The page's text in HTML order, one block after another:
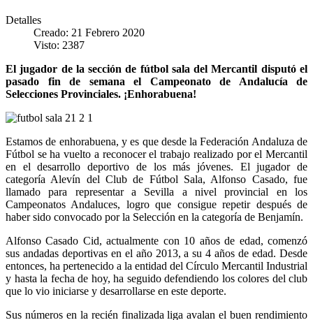
Detalles
Creado: 21 Febrero 2020
Visto: 2387
El jugador de la sección de fútbol sala del Mercantil disputó el
pasado fin de semana el Campeonato de Andalucía de
Selecciones Provinciales. ¡Enhorabuena!
Estamos de enhorabuena, y es que desde la Federación Andaluza de
Fútbol se ha vuelto a reconocer el trabajo realizado por el Mercantil
en el desarrollo deportivo de los más jóvenes. El jugador de
categoría Alevín del Club de Fútbol Sala, Alfonso Casado, fue
llamado para representar a Sevilla a nivel provincial en los
Campeonatos Andaluces, logro que consigue repetir después de
haber sido convocado por la Selección en la categoría de Benjamín.
Alfonso Casado Cid, actualmente con 10 años de edad, comenzó
sus andadas deportivas en el año 2013, a su 4 años de edad. Desde
entonces, ha pertenecido a la entidad del Círculo Mercantil Industrial
y hasta la fecha de hoy, ha seguido defendiendo los colores del club
que lo vio iniciarse y desarrollarse en este deporte.
Sus números en la recién finalizada liga avalan el buen rendimiento